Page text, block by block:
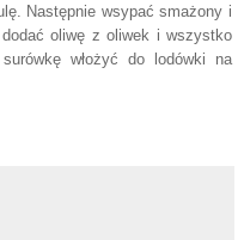
Następnie wsypać smażony i
dodać oliwę z oliwek i wszystko
włożyć do lodówki na